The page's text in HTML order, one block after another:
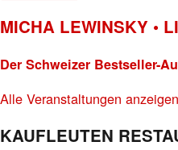
MICHA LEWINSKY •
Der Schweizer Bestseller-
Alle Veranstaltungen anzeigen
KAUFLEUTEN